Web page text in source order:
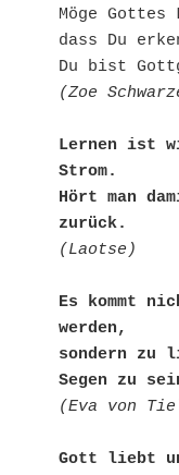
Möge Gottes
dass Du
(Zoe
Lernen ist
Strom.
Hört man
zurück.
(Laotse)
Es kommt
werden,
sondern zu
Segen zu
(Eva von
Gott liebt